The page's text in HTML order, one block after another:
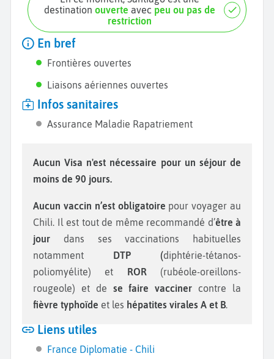
destinationouverte avec peu ou pas de
restriction
En bref
Frontières ouvertes
Liaisons aériennes ouvertes
Infos sanitaires
Assurance Maladie Rapatriement
Aucun Visa n'est nécessaire pour un séjour de
moins de 90 jours.
Aucun vaccin n’est obligatoire pour voyager au
Chili. Il est tout de même recommandé d’être à
jour dans ses vaccinations habituelles
notamment DTP (diphtérie-tétanos-
poliomyélite) et ROR (rubéole-oreillons-
rougeole) et de se faire vacciner contre la
fièvre typhoïde et les hépatites virales A et B.
Liens utiles
France Diplomatie - Chili